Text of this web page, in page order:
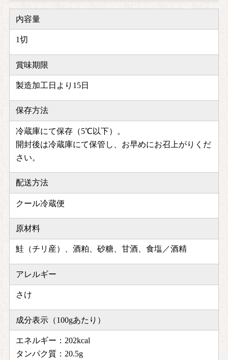
内容量
1切
賞味期限
製造加工日より15日
保存方法
冷蔵庫にて保存（5℃以下）。
開封後は冷蔵庫にて保管し、お早めにお召上がりくだ
さい。
配送方法
クール冷蔵便
原材料
鮭（チリ産）、酒粕、砂糖、甘酒、食塩／酒精
アレルギー
さけ
成分表示（100gあたり）
エネルギー：202kcal
タンパク質：20.5g